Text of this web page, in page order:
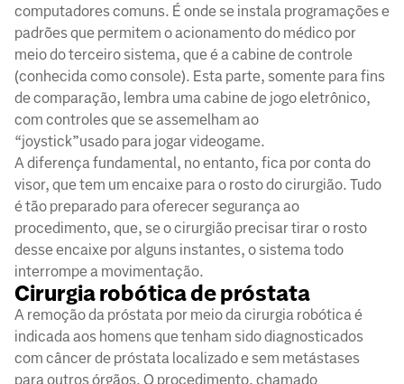
computadores comuns. É onde se instala programações e
padrões que permitem o acionamento do médico por
meio do terceiro sistema, que é a cabine de controle
(conhecida como console). Esta parte, somente para fins
de comparação, lembra uma cabine de jogo eletrônico,
com controles que se assemelham ao
“joystick”usado para jogar videogame.
A diferença fundamental, no entanto, fica por conta do
visor, que tem um encaixe para o rosto do cirurgião. Tudo
é tão preparado para oferecer segurança ao
procedimento, que, se o cirurgião precisar tirar o rosto
desse encaixe por alguns instantes, o sistema todo
interrompe a movimentação.
Cirurgia robótica de próstata
A remoção da próstata por meio da cirurgia robótica é
indicada aos homens que tenham sido diagnosticados
com câncer de próstata localizado e sem metástases
para outros órgãos. O procedimento, chamado